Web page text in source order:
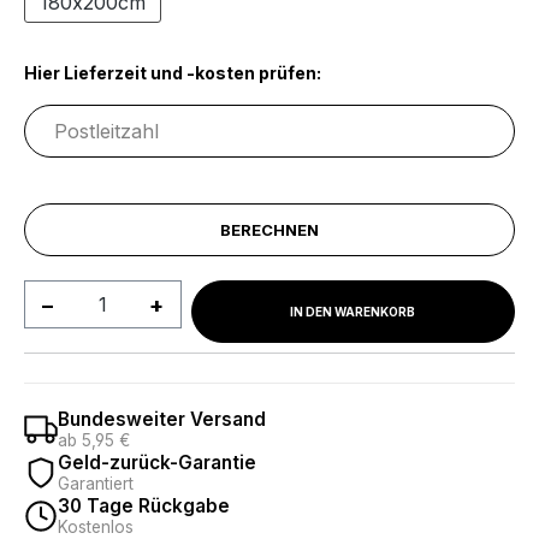
Hier Lieferzeit und -kosten prüfen:
BERECHNEN
Produkt Anzahl: Gib denIN DEN WARENKORB
Bundesweiter Versand
ab 5,95 €
Geld-zurück-Garantie
Garantiert
30 Tage Rückgabe
Kostenlos